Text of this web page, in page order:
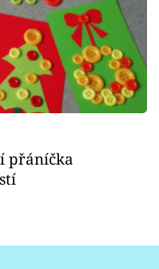
přáníčka